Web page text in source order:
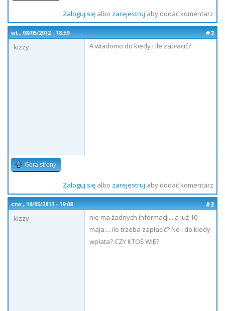
Zaloguj sięalbo zarejestruj aby dodać komentarz
wt., 08/05/2012 - 18:59
#2
kizzy
A wiadomo do kiedy i ile zapłacić?
Góra strony
Zaloguj sięalbo zarejestruj aby dodać komentarz
czw., 10/05/2012 - 19:08
#3
kizzy
nie ma żadnych informacji... a już 10
maja.... ile trzeba zapłacić? No i do kiedy
wpłata? CZY KTOŚ WIE?